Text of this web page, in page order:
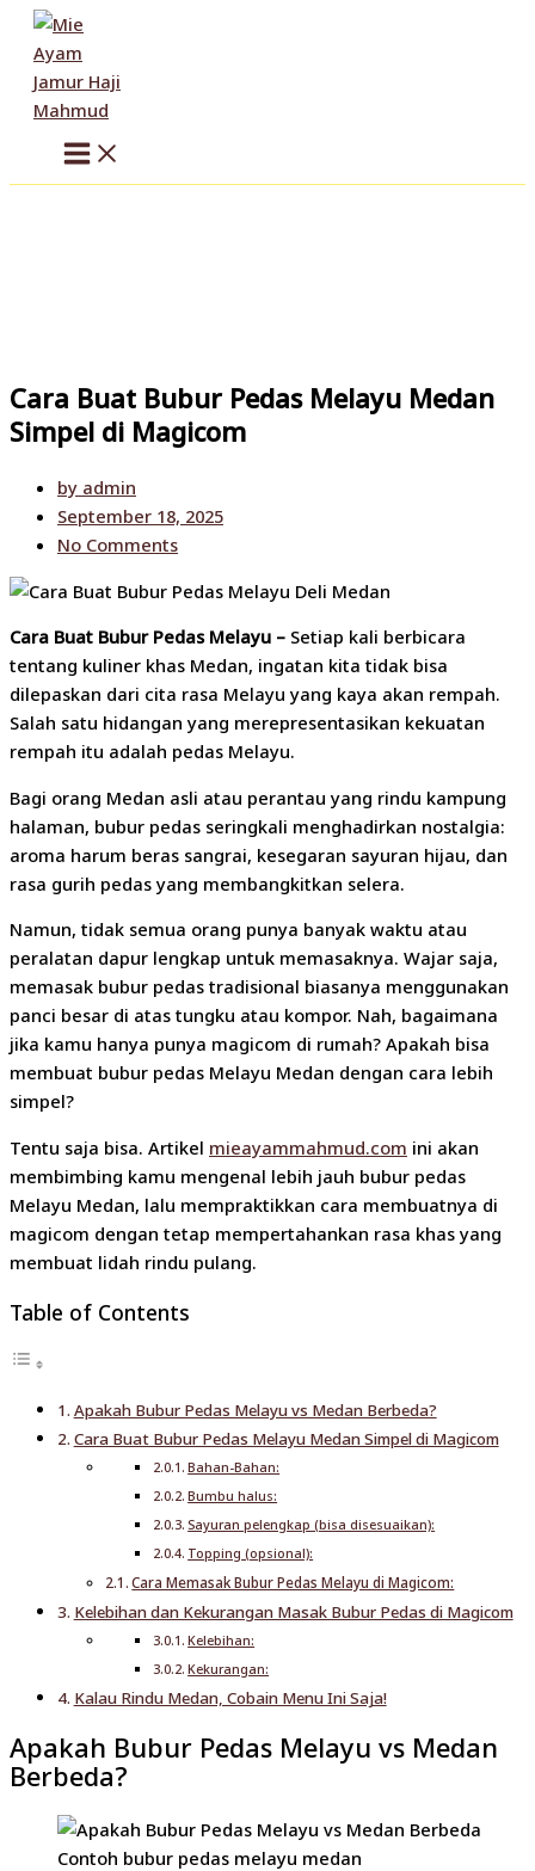
Skip
content
Cara Buat Bubur Pedas Melayu Medan
Simpel di Magicom
by admin
September 18, 2025
No Comments
Cara Buat Bubur Pedas Melayu – Setiap kali berbicara
tentang kuliner khas Medan, ingatan kita tidak bisa
dilepaskan dari cita rasa Melayu yang kaya akan rempah.
Salah satu hidangan yang merepresentasikan kekuatan
rempah itu adalah pedas Melayu.
Bagi orang Medan asli atau perantau yang rindu kampung
halaman, bubur pedas seringkali menghadirkan nostalgia:
aroma harum beras sangrai, kesegaran sayuran hijau, dan
rasa gurih pedas yang membangkitkan selera.
Namun, tidak semua orang punya banyak waktu atau
peralatan dapur lengkap untuk memasaknya. Wajar saja,
memasak bubur pedas tradisional biasanya menggunakan
panci besar di atas tungku atau kompor. Nah, bagaimana
jika kamu hanya punya magicom di rumah? Apakah bisa
membuat bubur pedas Melayu Medan dengan cara lebih
simpel?
Tentu saja bisa. Artikel mieayammahmud.com ini akan
membimbing kamu mengenal lebih jauh bubur pedas
Melayu Medan, lalu mempraktikkan cara membuatnya di
magicom dengan tetap mempertahankan rasa khas yang
membuat lidah rindu pulang.
Table of Contents
Apakah Bubur Pedas Melayu vs Medan Berbeda?
Cara Buat Bubur Pedas Melayu Medan Simpel di Magicom
Bahan-Bahan:
Bumbu halus:
Sayuran pelengkap (bisa disesuaikan):
Topping (opsional):
Cara Memasak Bubur Pedas Melayu di Magicom:
Kelebihan dan Kekurangan Masak Bubur Pedas di Magicom
Kelebihan:
Kekurangan:
Kalau Rindu Medan, Cobain Menu Ini Saja!
Apakah Bubur Pedas Melayu vs Medan
Berbeda?
Contoh bubur pedas melayu medan